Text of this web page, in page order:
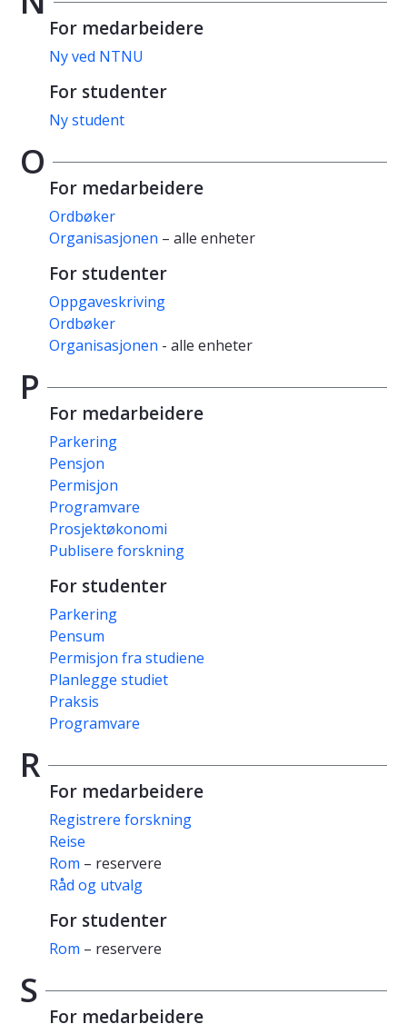
For medarbeidere
Ny ved NTNU
For studenter
Ny student
O
For medarbeidere
Ordbøker
Organisasjonen – alle enheter
For studenter
Oppgaveskriving
Ordbøker
Organisasjonen - alle enheter
P
For medarbeidere
Parkering
Pensjon
Permisjon
Programvare
Prosjektøkonomi
Publisere forskning
For studenter
Parkering
Pensum
Permisjon fra studiene
Planlegge studiet
Praksis
Programvare
R
For medarbeidere
Registrere forskning
Reise
Rom – reservere
Råd og utvalg
For studenter
Rom – reservere
S
For medarbeidere